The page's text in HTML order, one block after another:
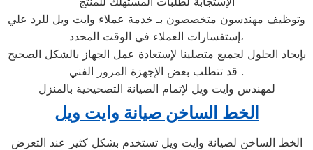
وتوظيف مهندسون متخصصون بـ خدمة عملاء وايت ويل للرد علي
إستفسارات العملاء في الوقت المحدد،
بإيجاد الحلول لجميع متصلينا لإستعادة عمل الجهاز بالشكل الصحيح
. قد تتطلب بعض الإجهزة المرور الفني
لمهندس وايت ويل لإتمام الصيانة التصحيحية بالمنزل
الخط الساخن صيانة وايت ويل
الخط الساخن لصيانة وايت ويل تستخدم بشكل كثير عند التعرض